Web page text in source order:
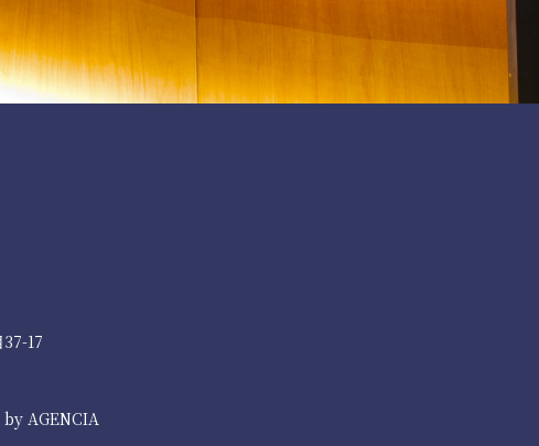
17
AGENCIA